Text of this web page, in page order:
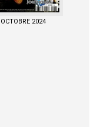
2024